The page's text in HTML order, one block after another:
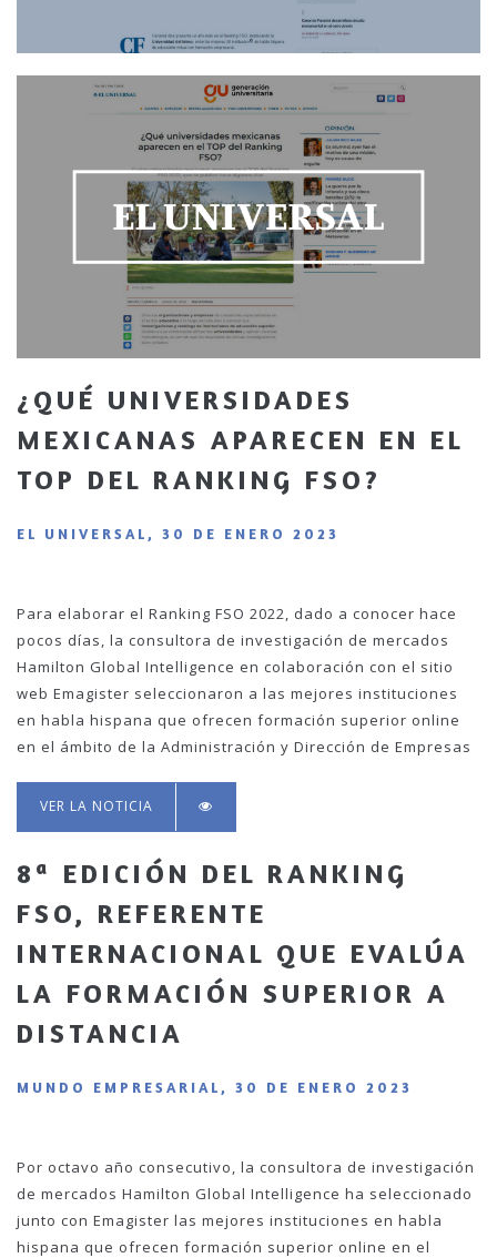
¿QUÉ UNIVERSIDADES
MEXICANAS APARECEN EN EL
TOP DEL RANKING FSO?
EL UNIVERSAL, 30 DE ENERO 2023
Para elaborar el Ranking FSO 2022, dado a conocer hace
pocos días, la consultora de investigación de mercados
Hamilton Global Intelligence en colaboración con el sitio
web Emagister seleccionaron a las mejores instituciones
en habla hispana que ofrecen formación superior online
en el ámbito de la Administración y Dirección de Empresas
VER LA NOTICIA
8ª EDICIÓN DEL RANKING
FSO, REFERENTE
INTERNACIONAL QUE EVALÚA
LA FORMACIÓN SUPERIOR A
DISTANCIA
MUNDO EMPRESARIAL, 30 DE ENERO 2023
Por octavo año consecutivo, la consultora de investigación
de mercados Hamilton Global Intelligence ha seleccionado
junto con Emagister las mejores instituciones en habla
hispana que ofrecen formación superior online en el